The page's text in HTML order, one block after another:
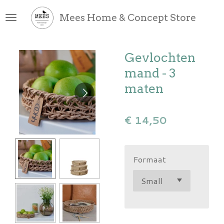
direct
hoofdinhoud
Mees Home & Concept Store
Gevlochten
mand - 3
maten
€ 14,50
Formaat